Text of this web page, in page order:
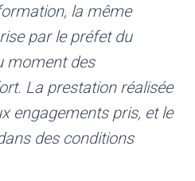
la même
par le préfet du
moment des
La prestation réalisée
engagements pris, et le
des conditions